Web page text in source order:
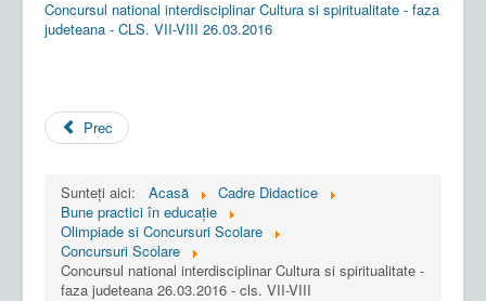
Concursul national interdisciplinar Cultura si spiritualitate - faza
judeteana - CLS. VII-VIII 26.03.2016
Prec
Sunteți aici: Acasă
Cadre Didactice
Bune practici în educaţie
Olimpiade si Concursuri Scolare
Concursuri Scolare
Concursul national interdisciplinar Cultura si spiritualitate -
faza judeteana 26.03.2016 - cls. VII-VIII